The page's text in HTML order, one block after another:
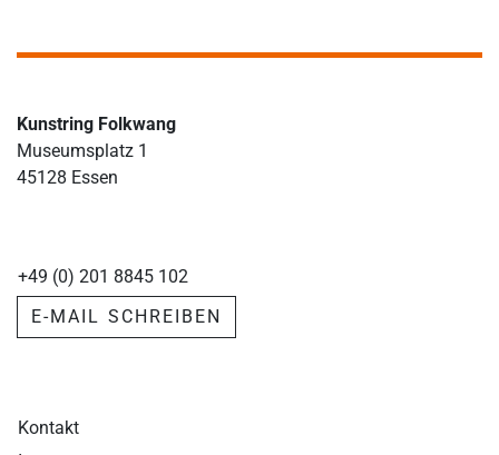
Kunstring Folkwang
Museumsplatz 1
45128 Essen
+49 (0) 201 8845 102
E-MAIL SCHREIBEN
Kontakt